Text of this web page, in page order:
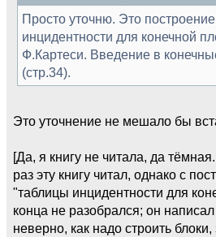
Просто уточню. Это
инцидентности для конечной
Ф.Картеси. Введение в
(стр.34).
Это уточнение не мешало бы
[Да, я книгу не читала, да
раз эту книгу читал, однако с
"таблицы инцидентности для
конца не разобрался; он
неверно, как надо строить